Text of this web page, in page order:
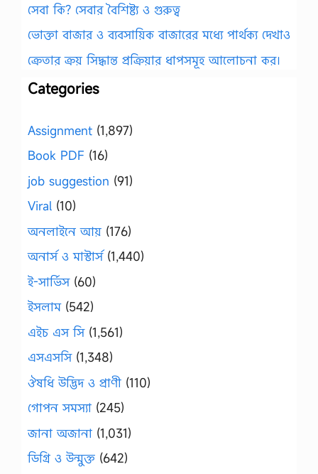
সেবা কি? সেবার বৈশিষ্ট্য ও গুরুত্ব
ভোক্তা বাজার ও ব্যবসায়িক বাজারের মধ্যে পার্থক্য দেখাও
ক্রেতার ক্রয় সিদ্ধান্ত প্রক্রিয়ার ধাপসমূহ আলোচনা কর।
Categories
Assignment (1,897)
Book PDF (16)
job suggestion (91)
Viral (10)
অনলাইনে আয় (176)
অনার্স ও মাস্টার্স(1,440)
ই-সার্ভিস(60)
ইসলাম(542)
এইচ এস সি(1,561)
এসএসসি(1,348)
ঔষধি উদ্ভিদ ও প্রাণী (110)
গোপন সমস্যা (245)
জানা অজানা (1,031)
ডিগ্রি ও উন্মুক্ত (642)